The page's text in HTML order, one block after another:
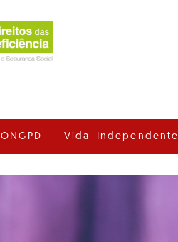
ONGPD Vida Independente